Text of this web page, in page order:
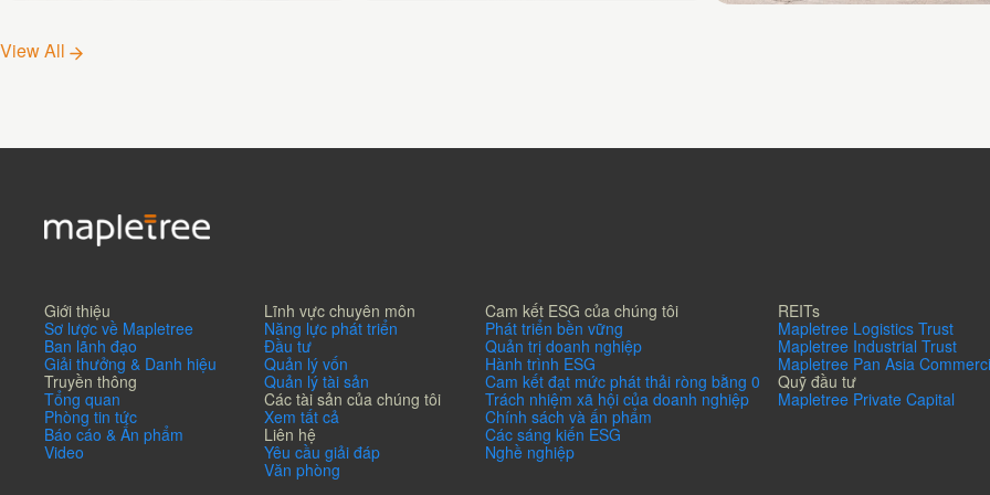
View All
Giới thiệu
Sơ lược về Mapletree
Ban lãnh đạo
Giải thưởng & Danh hiệu
Truyền thông
Tổng quan
Phòng tin tức
Báo cáo & Ấn phẩm
Video
Lĩnh vực chuyên môn
Năng lực phát triển
Đầu tư
Quản lý vốn
Quản lý tài sản
Các tài sản của chúng tôi
Xem tất cả
Liên hệ
Yêu cầu giải đáp
Văn phòng
Cam kết ESG của chúng tôi
Phát triển bền vững
Quản trị doanh nghiệp
Hành trình ESG
Cam kết đạt mức phát thải ròng bằng 0
Trách nhiệm xã hội của doanh nghiệp
Chính sách và ấn phẩm
Các sáng kiến ESG
Nghề nghiệp
REITs
Mapletree Logistics Trust
Mapletree Industrial Trust
Mapletree Pan Asia
Quỹ đầu tư
Mapletree Private Capital